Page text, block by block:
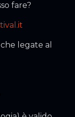
fare?
legate al